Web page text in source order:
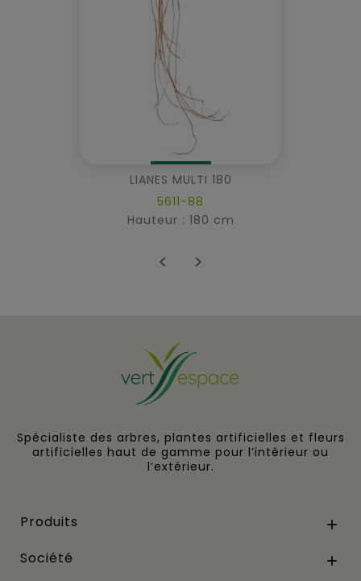
LIANES MULTI 180
5611-88
Hauteur : 180 cm
 
Spécialiste des arbres, plantes artificielles et fleurs
artificielles haut de gamme pour l’intérieur ou
l’extérieur.
Produits 
Société 